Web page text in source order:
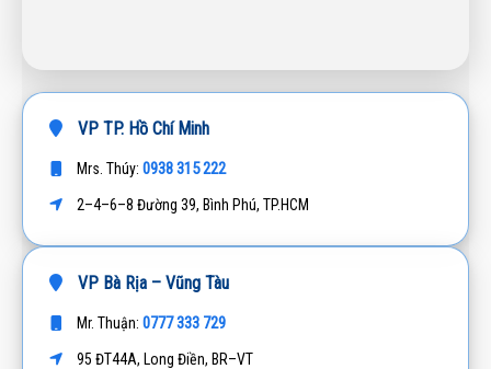
VP TP. Hồ Chí Minh
Mrs. Thúy: 0938 315 222
2–4–6–8 Đường 39, Bình Phú, TP.HCM
VP Bà Rịa – Vũng Tàu
Mr. Thuận: 0777 333 729
95 ĐT44A, Long Điền, BR–VT